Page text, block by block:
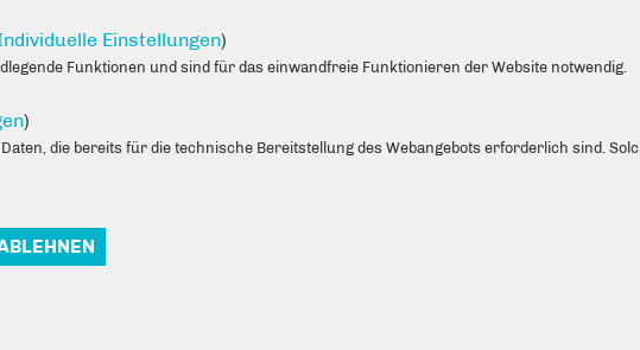
Donnerstag: : 9:00 – 17:00 Uhr
Einstellungen)
Funktionen und sind für das einwandfreie Funktionieren der Website notwendig.
)
die bereits für die technische Bereitstellung des Webangebots erforderlich sind.